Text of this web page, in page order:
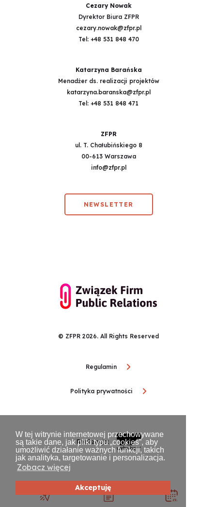
W tej witrynie internetowej przechowywane
są takie dane, jak pliki typu „cookies”, aby
umożliwić działanie ważnych funkcji, takich
jak analityka, targetowanie i personalizacja.
Zobacz więcej
Akceptuję
Cezary Nowak
Dyrektor Biura ZFPR
cezary.nowak@zfpr.pl
Tel: +48 531 848 470
Katarzyna Barańska
Menadżer ds. realizacji projektów
katarzyna.baranska@zfpr.pl
Tel: +48 531 848 471
ZFPR
ul. T. Chałubińskiego 8
00-613 Warszawa
info@zfpr.pl
NEWSLETTER
© ZFPR 2026. All Rights Reserved
Regulamin
Polityka prywatności
Realizacja: